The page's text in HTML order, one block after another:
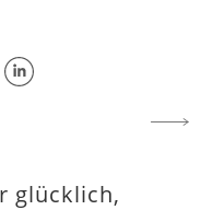
glücklich,